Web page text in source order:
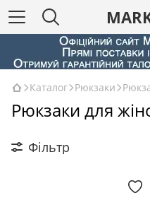
Каталог Рюкзаки
Рюкзаки для
Фільтр